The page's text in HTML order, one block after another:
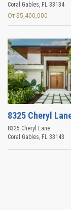
Coral Gables, FL 33134
От $5,400,000
8325 Cheryl
8325 Cheryl Lane
Coral Gables, FL 33143